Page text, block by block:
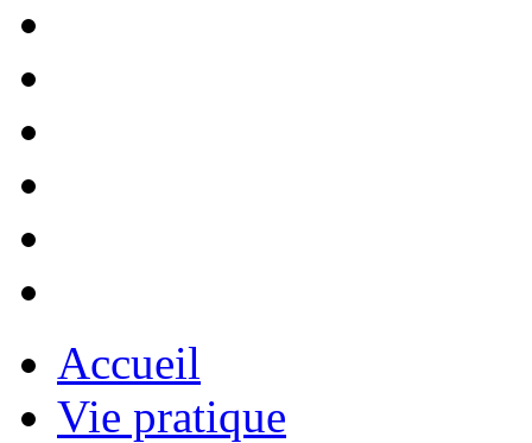
Accueil
Vie pratique